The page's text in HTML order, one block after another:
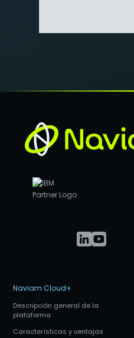
Naviam Cloud+
Descripción general de la
plataforma
Características y ventajas